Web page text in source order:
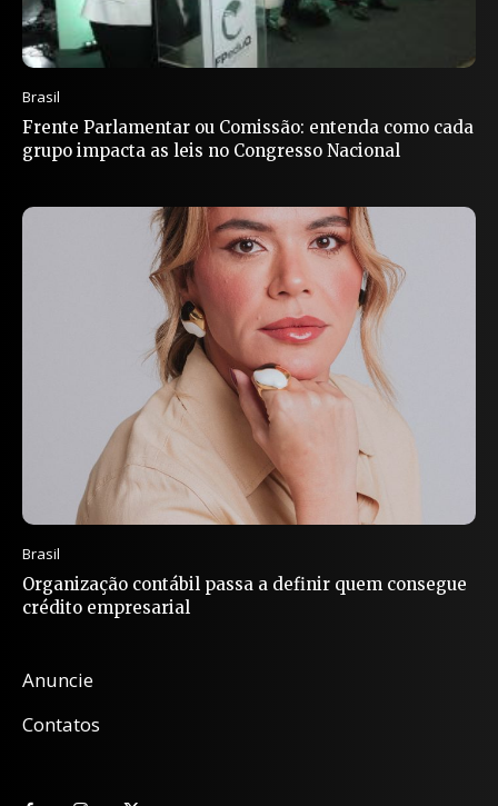
Brasil
Frente Parlamentar ou Comissão: entenda como cada
grupo impacta as leis no Congresso Nacional
Brasil
Organização contábil passa a definir quem consegue
crédito empresarial
Anuncie
Contatos